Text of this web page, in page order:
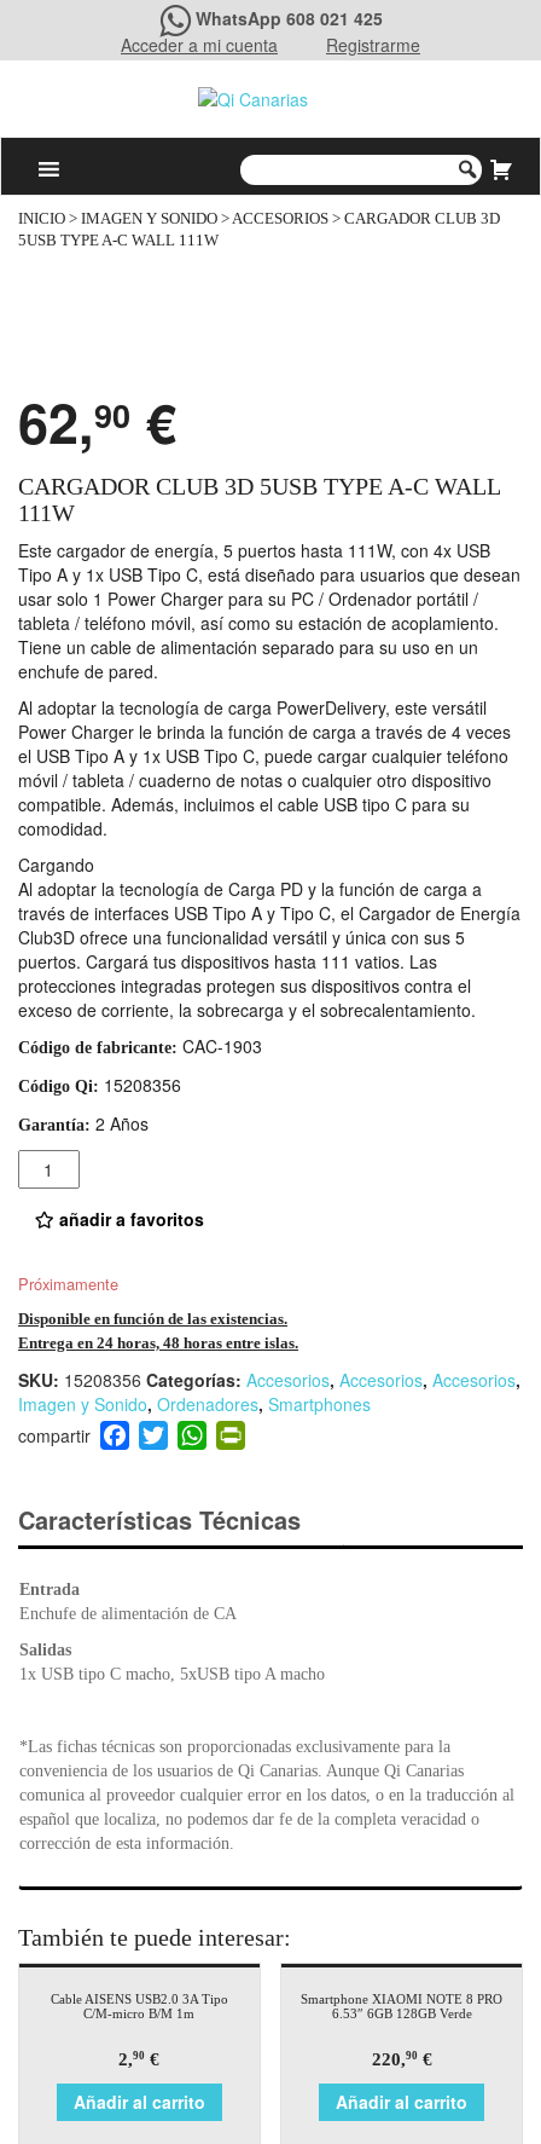
WhatsApp 608 021 425
Acceder a mi cuenta
Registrarme
INICIO > IMAGEN Y SONIDO >ACCESORIOS > CARGADOR CLUB 3D
5USB TYPE A-C WALL 111W
62,90 €
CARGADOR CLUB 3D 5USB TYPE A-C WALL
111W
Este cargador de energía, 5 puertos hasta 111W, con 4x USB
Tipo A y 1x USB Tipo C, está diseñado para usuarios que desean
usar solo 1 Power Charger para su PC / Ordenador portátil /
tableta / teléfono móvil, así como su estación de acoplamiento.
Tiene un cable de alimentación separado para su uso en un
enchufe de pared.
Al adoptar la tecnología de carga PowerDelivery, este versátil
Power Charger le brinda la función de carga a través de 4 veces
el USB Tipo A y 1x USB Tipo C, puede cargar cualquier teléfono
móvil / tableta / cuaderno de notas o cualquier otro dispositivo
compatible. Además, incluimos el cable USB tipo C para su
comodidad.
Cargando
Al adoptar la tecnología de Carga PD y la función de carga a
través de interfaces USB Tipo A y Tipo C, el Cargador de Energía
Club3D ofrece una funcionalidad versátil y única con sus 5
puertos. Cargará tus dispositivos hasta 111 vatios. Las
protecciones integradas protegen sus dispositivos contra el
exceso de corriente, la sobrecarga y el sobrecalentamiento.
Código de fabricante: CAC-1903
Código Qi: 15208356
Garantía: 2 Años
Cantidad
añadir a favoritos
Próximamente
Disponible en función de las existencias.
Entrega en 24 horas, 48 horas entre islas.
SKU: 15208356 Categorías: Accesorios, Accesorios, Accesorios,
Imagen y Sonido, Ordenadores, Smartphones
F
a
e
b
o
T
wi
er
W
h
s
A
p
ri
e
Características Técnicas
Entrada
Enchufe de alimentación de CA
Salidas
1x USB tipo C macho, 5xUSB tipo A macho
*Las fichas técnicas son proporcionadas exclusivamente para la
conveniencia de los usuarios de Qi Canarias. Aunque Qi Canarias
comunica al proveedor cualquier error en los datos, o en la traducción al
español que localiza, no podemos dar fe de la completa veracidad o
corrección de esta información.
También te puede interesar:
Cable AISENS USB2.0 3A Tipo
C/M-micro B/M 1m
2,90 €
Añadir al carrito
Smartphone XIAOMI NOTE 8 PRO
6.53″ 6GB 128GB Verde
220,90€
Añadir al carrito